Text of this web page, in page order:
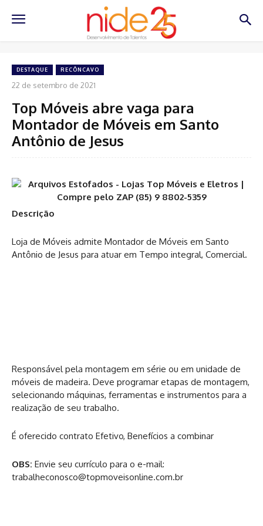
DESTAQUE RECÔNCAVO
22 de setembro de 2021
Top Móveis abre vaga para
Montador de Móveis em Santo
Antônio de Jesus
Descrição
Loja de Móveis admite Montador de Móveis em Santo
Antônio de Jesus para atuar em Tempo integral, Comercial.
Responsável pela montagem em série ou em unidade de
móveis de madeira. Deve programar etapas de montagem,
selecionando máquinas, ferramentas e instrumentos para a
realização de seu trabalho.
É oferecido contrato Efetivo, Benefícios a combinar
OBS: Envie seu currículo para o e-mail:
trabalheconosco@topmoveisonline.com.br